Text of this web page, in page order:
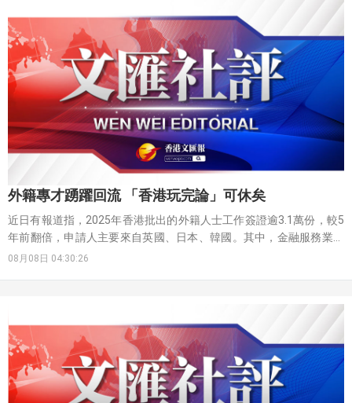
外籍專才踴躍回流 「香港玩完論」可休矣
近日有報道指，2025年香港批出的外籍人士工作簽證逾3.1萬份，較5
年前翻倍，申請人主要來自英國、日本、韓國。其中，金融服務業的
外籍簽證數量按年增長17%，創2022年以來新高。有回流的外籍專才
管透露，近期不少身處英國倫敦、迪拜及澳大利亞悉尼的資深銀行
家，正積極面試駐港投資銀行管理層的職位。有外籍專才表示，受中
東局勢影響，迪拜等地吸引力下滑，相信香港將是全球專業人士未來
首選的發展城市。
08月08日 04:30:26